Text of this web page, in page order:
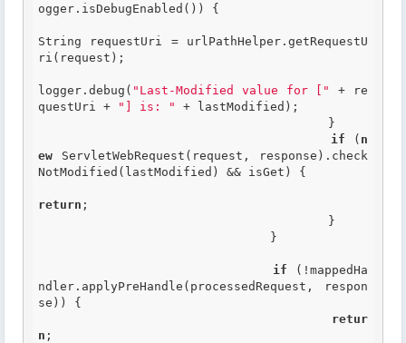
ogger.isDebugEnabled()) {
String requestUri = urlPathHelper.getRequestU
ri(request);
logger.debug( "Last-Modified value for ["
+ re
questUri +
"] is: "
+ lastModified);
if ( n
ew ServletWebRequest(request, response).check
NotModified(lastModified) && isGet) {
return ;
if (!mappedHa
ndler.applyPreHandle(processedRequest, respon
se)) {
retur
n ;